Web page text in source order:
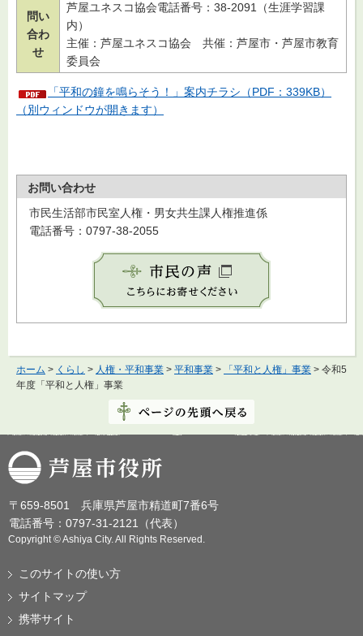
問い
合わ
せ
芦屋ユネスコ協会電話番号：38-2091（生涯学習課
内）
主催：芦屋ユネスコ協会
共催 ：芦屋市・芦屋市教育
委員会
「平和の鐘を鳴らそう！」案内チラシ（PDF：339KB）
（別ウィンドウが開きます）
お問い合わせ
市民生活部市民室人権・男女共生課人権推進係
電話番号：0797-38-2055
ホーム > くらし > 人権・平和事業 > 平和事業 > 「平和と人権」事業 > 令和5
年度「平和と人権」事業
芦屋市役所
〒659-8501 兵庫県芦屋市精道町7番6号
電話番号：0797-31-2121（代表）
Copyright © Ashiya City. All Rights Reserved.
このサイトの使い方
サイトマップ
携帯サイト